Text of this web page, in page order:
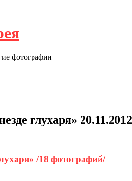
фотографии
глухаря» 20.11.2012
/18 фотографий/